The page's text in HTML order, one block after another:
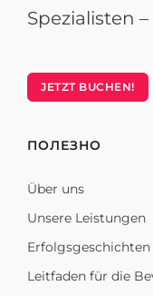
Spezialisten
JETZT BUCHEN!
ПОЛЕЗНО
Über uns
Unsere Leistungen
Erfolgsgeschichten
Leitfaden für die